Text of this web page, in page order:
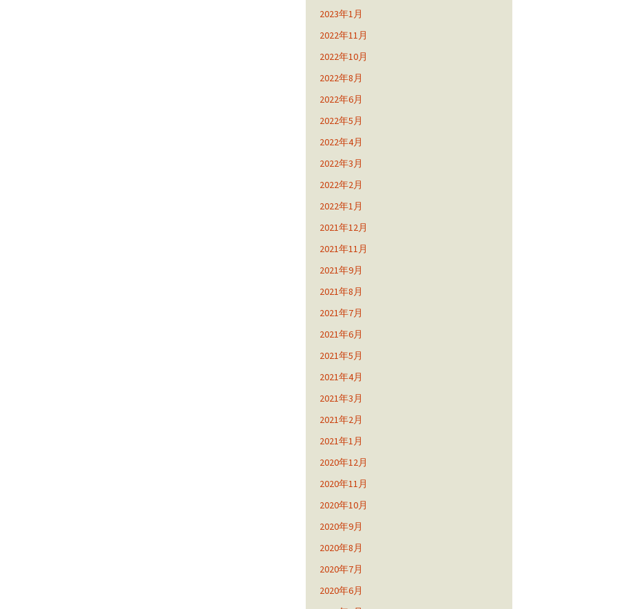
2023年1月
2022年11月
2022年10月
2022年8月
2022年6月
2022年5月
2022年4月
2022年3月
2022年2月
2022年1月
2021年12月
2021年11月
2021年9月
2021年8月
2021年7月
2021年6月
2021年5月
2021年4月
2021年3月
2021年2月
2021年1月
2020年12月
2020年11月
2020年10月
2020年9月
2020年8月
2020年7月
2020年6月